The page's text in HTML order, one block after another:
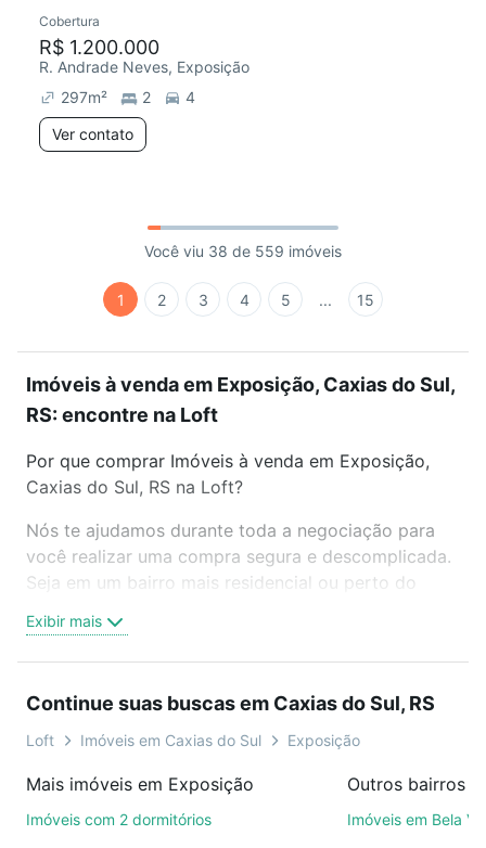
Cobertura
R$ 1.200.000
R. Andrade Neves, Exposição
297m² 2
4
Ver contato
Você viu 38 de 559 imóveis
1 2 3 4 5 ... 15
Imóveis à venda em Exposição, Caxias do Sul,
RS: encontre na Loft
Por que comprar Imóveis à venda em Exposição,
Caxias do Sul, RS na Loft?
Nós te ajudamos durante toda a negociação para
você realizar uma compra segura e descomplicada.
Seja em um bairro mais residencial ou perto do
oferta ideal de Imóveis à venda em Exposição,
Caxias do Sul, RS para conquistar seu sonho.
é grátis, sem compromisso e você ainda conta com
mais de 46 mil corretores e imobiliárias te ajudando
Como escolher um imóvel?
Exibir mais
Continue suas buscas em Caxias do Sul, RS
Loft Imóveis em Caxias do Sul Exposição
Mais imóveis em Exposição
Imóveis com 2 dormitórios
Imóveis em Bela